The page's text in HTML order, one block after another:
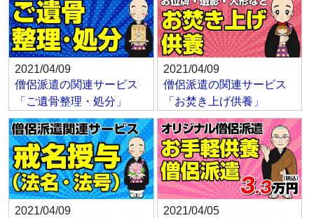
2021/04/09
僧侶派遣の関連サービス
「ご遺骨整理・処分」
2021/04/09
僧侶派遣の関連サービス
「お焚き上げ供養」
2021/04/09
2021/04/05